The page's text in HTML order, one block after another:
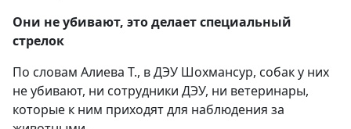
Они не убивают, это делает специальный
стрелок
По словам Алиева Т., в ДЭУ Шохмансур, собак у них
не убивают, ни сотрудники ДЭУ, ни ветеринары,
которые к ним приходят для наблюдения за